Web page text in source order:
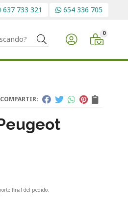
637 733 321 654 336 705
Buscar 0
COMPARTIR:
final del pedido.